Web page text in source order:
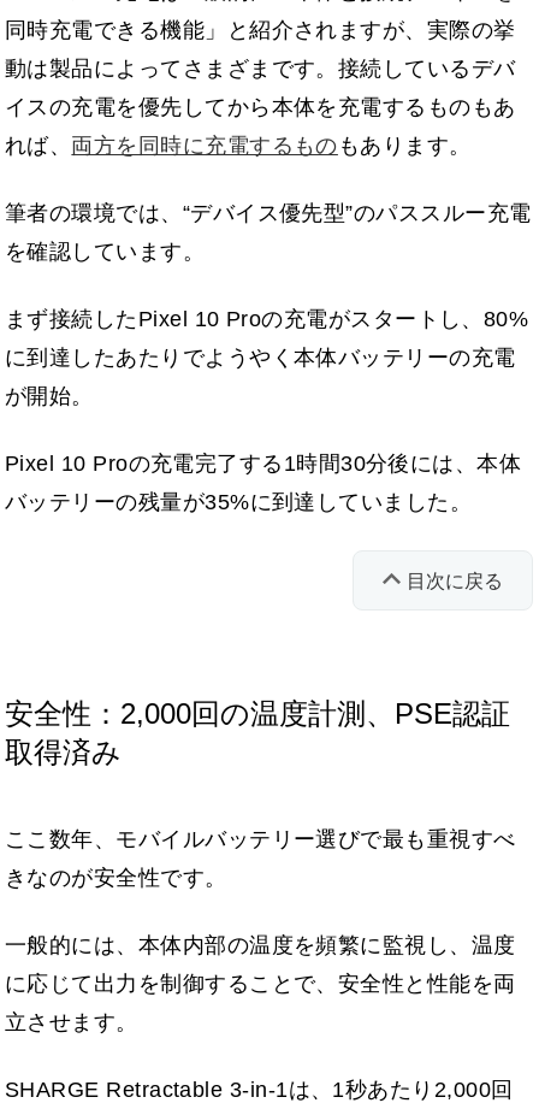
同時充電できる機能」と紹介されますが、実際の挙
動は製品によってさまざまです。接続しているデバ
イスの充電を優先してから本体を充電するものもあ
れば、 両方を同時に充電するものもあります。
筆者の環境では、“デバイス優先型”のパススルー充電
を確認しています。
まず接続したPixel 10 Proの充電がスタートし、80%
に到達したあたりでようやく本体バッテリーの充電
が開始。
Pixel 10 Proの充電完了する1時間30分後には、本体
バッテリーの残量が35%に到達していました。
目次に戻る
安全性：2,000回の温度計測、PSE認証
取得済み
ここ数年、モバイルバッテリー選びで最も重視すべ
きなのが安全性です。
一般的には、本体内部の温度を頻繁に監視し、温度
に応じて出力を制御することで、安全性と性能を両
立させます。
SHARGE Retractable 3-in-1は、1秒あたり2,000回